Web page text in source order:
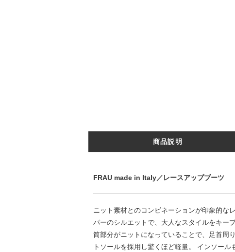
商品説明
FRAU made in Italy／レースアップブーツ
ニット素材とのコンビネーションが印象的な
パーのシルエットで、大人なスタイルをキープ
筒部分がニットになっていることで、足首周
トソールを採用し驚くほど軽量。 インソー